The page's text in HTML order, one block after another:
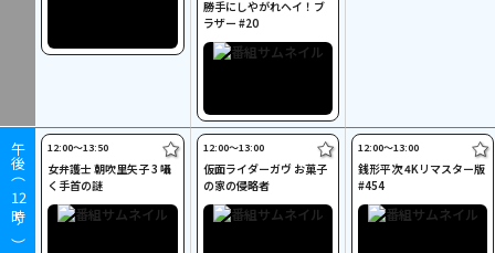
午後（
12
時～）
勝手にしやがれヘイ！ブ
ラザー #20
12:00〜13:50
女弁護士 朝吹里矢子 3 囁
く手首の謎
12:00〜13:00
仮面ライダーガヴ お菓子
の家の侵略者
12:00〜13:00
銭形平次 4Kリマスター版
#454